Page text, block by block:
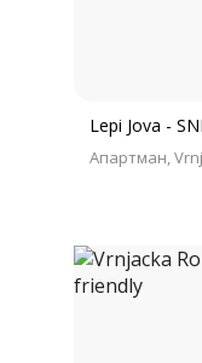
Lepi Jova -
Апартман